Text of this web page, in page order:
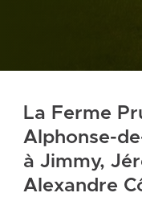
La Ferme
Alphonse-
à Jimmy,
Alexandre